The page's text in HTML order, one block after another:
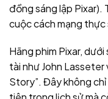
đồng sáng lập Pixar).
cuộc cách mạng thực
Hãng phim Pixar,
tài như John Lasseter
Story”. Đây không chỉ